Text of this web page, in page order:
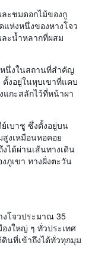
ะชมดอกไม้ของกู
ห่งหนึ่งของหางโจว
ะน้ำหลากที่ผสม
นึ่งในสถานที่สำคัญ
งอยู่ในหุบเขาที่แคบ
กะสลักไว้ที่หน้าผา
เบาชู ซึ่งตั้งอยู่บน
งเหมือนหอคอย
ได้ผ่านเส้นทางเดิน
ภูเขา ทางฝั่งตะวัน
งโจวประมาณ 35
งใหญ่ ๆ ทั่วประเทศ
นที่เข้าถึงได้ทั่วทุกมุม